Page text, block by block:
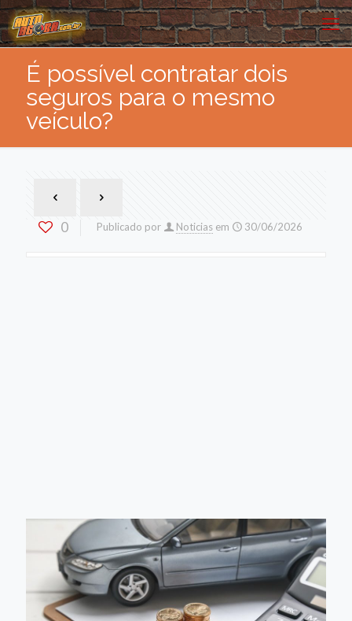
É possível contratar dois
seguros para o mesmo
veículo?
0 Publicado por Noticias em 30/06/2026